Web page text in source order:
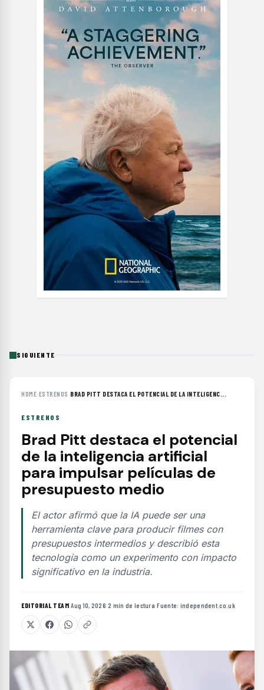
SIGUIENTE
HOME›ESTRENOS ›BRAD PITT DESTACA EL POTENCIAL DE LA INTELIGENC...
ESTRENOS
Brad Pitt destaca el potencial
de la inteligencia artificial
para impulsar películas de
presupuesto medio
El actor afirmó que la IA puede ser una
herramienta clave para producir filmes con
presupuestos intermedios y describió esta
tecnología como un experimento con impacto
significativo en la industria.
EDITORIAL TEAM·Aug 10, 2026·2 min de lectura·Fuente: independent.co.uk